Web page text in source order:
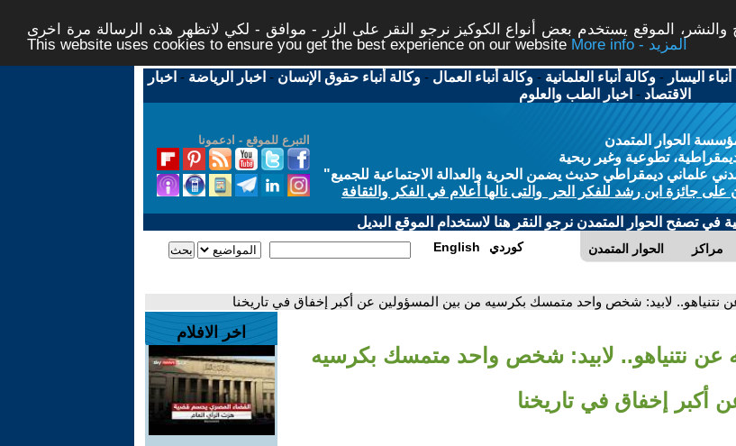
الموقع يستخدم بعض أنواع الكوكيز نرجو النقر على الزر - موافق - لكي لاتظهر هذه الرسالة مرة اخرى -
This website uses cookies to ensure you get the best experience on our website
More info - المزيد
اليسار -وكالة أنباء العلمانية -وكالة أنباء العمال -وكالة أنباء حقوق الإنسان - اخبار الرياضة - اخبار
الاقتصاد - اخبار الطب والعلوم
التبرع للموقع - ادعمونا
الحوار المتمدن
تطوعية وغير ربحية
علماني ديمقراطي حديث يضمن الحرية والعدالة الاجتماعية للجميع"
على جائزة ابن رشد للفكر الحر والتى نالها أعلام في الفكر والثقافة
في تصفح الحوار المتمدن نرجو النقر هنا لاستخدام الموقع البديل
الحوار المتمدن مراكز English كوردي
نتنياهو.. لابيد: شخص واحد متمسك بكرسيه من بين المسؤولين عن أكبر إخفاق في تاريخنا
عن نتنياهو.. لابيد: شخص واحد متمسك بكرسيه
أكبر إخفاق في تاريخنا
اخر الافلام